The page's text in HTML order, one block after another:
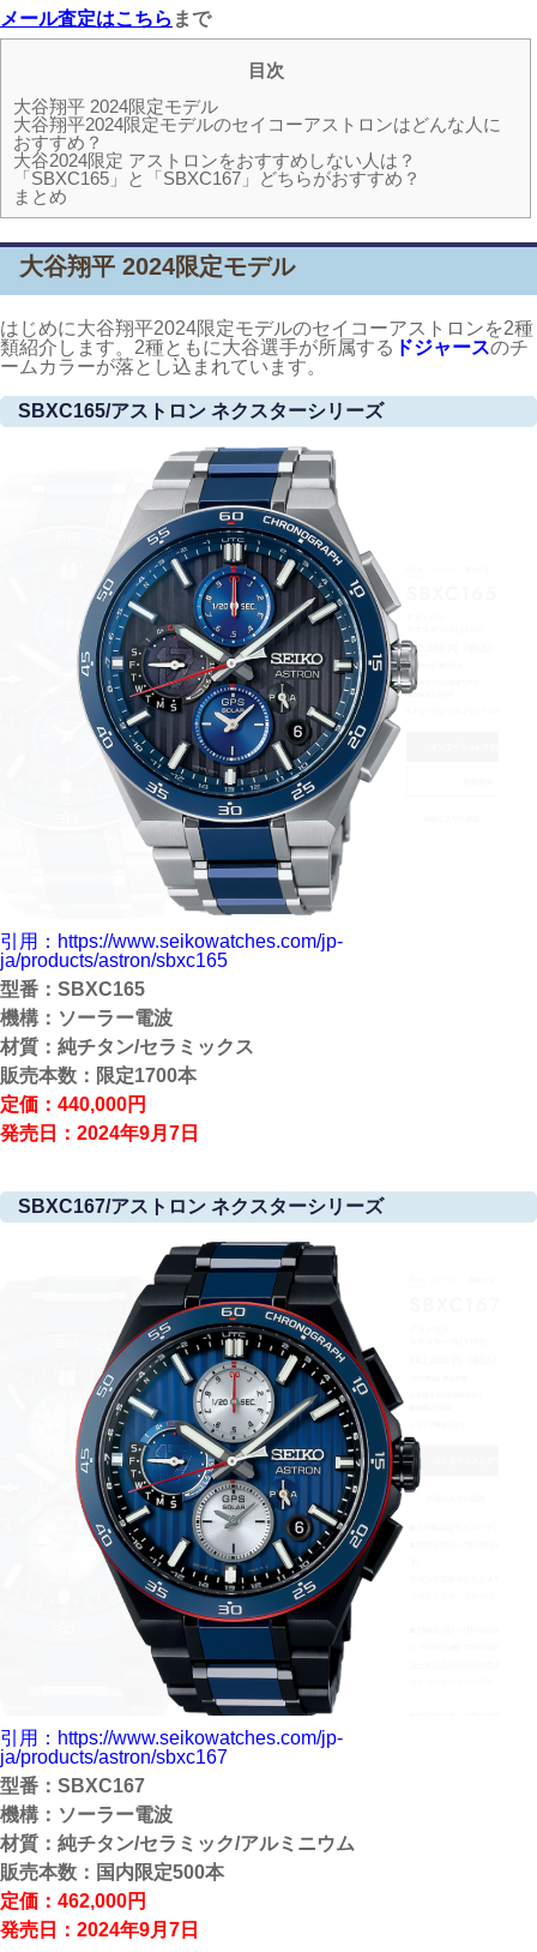
メール査定はこちら まで
目次
大谷翔平 2024限定モデル
大谷翔平2024限定モデルのセイコーアストロンはどんな人に
おすすめ？
大谷2024限定 アストロンをおすすめしない人は？
「SBXC165」と「SBXC167」どちらがおすすめ？
まとめ
大谷翔平 2024限定モデル
はじめに大谷翔平2024限定モデルのセイコーアストロンを2種
類紹介します。2種ともに大谷選手が所属する ドジャースのチ
ームカラーが落とし込まれています。
SBXC165/アストロン ネクスターシリーズ
引用：https://www.seikowatches.com/jp-
ja/products/astron/sbxc165
型番：SBXC165
機構：ソーラー電波
材質：純チタン/セラミックス
販売本数：限定1700本
定価：440,000円
発売日：2024年9月7日
SBXC167/アストロン ネクスターシリーズ
引用：https://www.seikowatches.com/jp-
ja/products/astron/sbxc167
型番：SBXC167
機構：ソーラー電波
材質：純チタン/セラミック/アルミニウム
販売本数：国内限定500本
定価：462,000円
発売日：2024年9月7日